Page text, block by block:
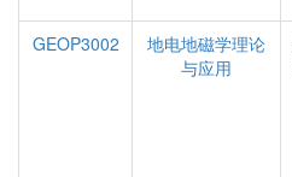
GEOP3002
地电地磁学理论
与应用